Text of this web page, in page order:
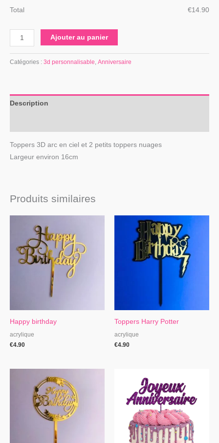
Total €‎14.90
Ajouter au panier
Catégories : 3d personnalisable, Anniversaire
Description
Toppers 3D arc en ciel et 2 petits toppers nuages
Largeur environ 16cm
Produits similaires
Happy birthday
acrylique
€4.90
Toppers Harry Potter
acrylique
€4.90